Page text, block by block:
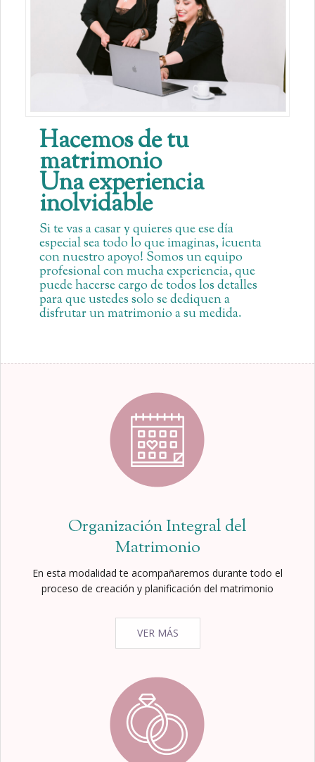
Hacemos de tu
matrimonio
Una experiencia
inolvidable
Si te vas a casar y quieres que ese día
especial sea todo lo que imaginas, ¡cuenta
con nuestro apoyo! Somos un equipo
profesional con mucha experiencia, que
puede hacerse cargo de todos los detalles
para que ustedes solo se dediquen a
disfrutar un matrimonio a su medida.
Organización Integral del
Matrimonio
En esta modalidad te acompañaremos durante todo el
proceso de creación y planificación del matrimonio
VER MÁS